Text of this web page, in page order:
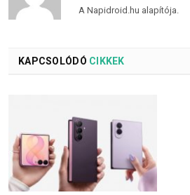
A Napidroid.hu alapítója.
KAPCSOLÓDÓ CIKKEK